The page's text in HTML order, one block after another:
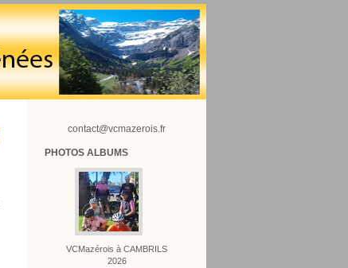
contact@vcmazerois.fr
PHOTOS ALBUMS
VCMazérois à CAMBRILS
2026